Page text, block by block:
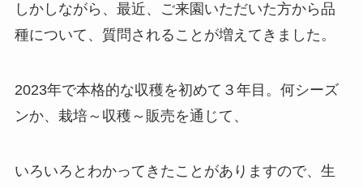
しかしながら、最近、ご来園いただいた方から品
種について、質問されることが増えてきました。
2023年で本格的な収穫を初めて３年目。何シーズ
ンか、栽培～収穫～販売を通じて、
いろいろとわかってきたことがありますので、生